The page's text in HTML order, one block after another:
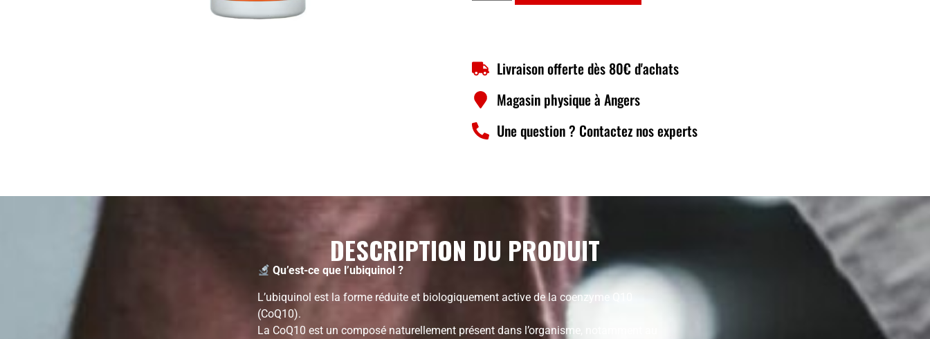
Livraison offerte dès 80€ d'achats
Magasin physique à Angers
Une question ? Contactez nos experts
DESCRIPTION DU PRODUIT
Qu’est-ce que l’ubiquinol ?
L’ubiquinol est la forme réduite et biologiquement active de la coenzyme Q10
(CoQ10).
La CoQ10 est un composé naturellement présent dans l’organisme, notamment au